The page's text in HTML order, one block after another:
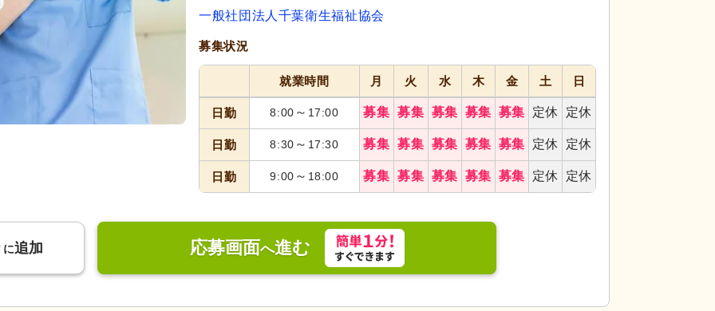
一般社団法人千葉衛生福祉協会
募集状況
就業時間 月 火 水 木 金 土 日
日勤 8:00 ～ 17:00 募集 募集 募集 募集 募集 定休 定休
日勤 8:30 ～ 17:30 募集 募集 募集 募集 募集 定休 定休
日勤 9:00 ～ 18:00 募集 募集 募集 募集 募集 定休 定休
に追加 応募画面へ進む